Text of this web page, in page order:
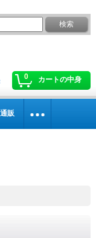
0 カートの中身
販